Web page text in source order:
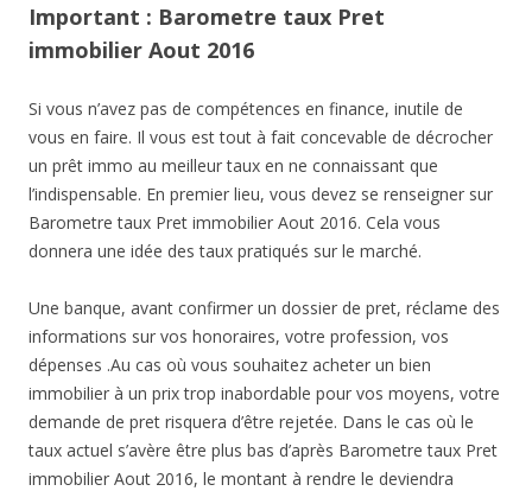
Important : Barometre taux Pret
immobilier Aout 2016
Si vous n’avez pas de compétences en finance, inutile de
vous en faire. Il vous est tout à fait concevable de décrocher
un prêt immo au meilleur taux en ne connaissant que
l’indispensable. En premier lieu, vous devez se renseigner sur
Barometre taux Pret immobilier Aout 2016. Cela vous
donnera une idée des taux pratiqués sur le marché.
Une banque, avant confirmer un dossier de pret, réclame des
informations sur vos honoraires, votre profession, vos
dépenses .Au cas où vous souhaitez acheter un bien
immobilier à un prix trop inabordable pour vos moyens, votre
demande de pret risquera d’être rejetée. Dans le cas où le
taux actuel s’avère être plus bas d’après Barometre taux Pret
immobilier Aout 2016, le montant à rendre le deviendra